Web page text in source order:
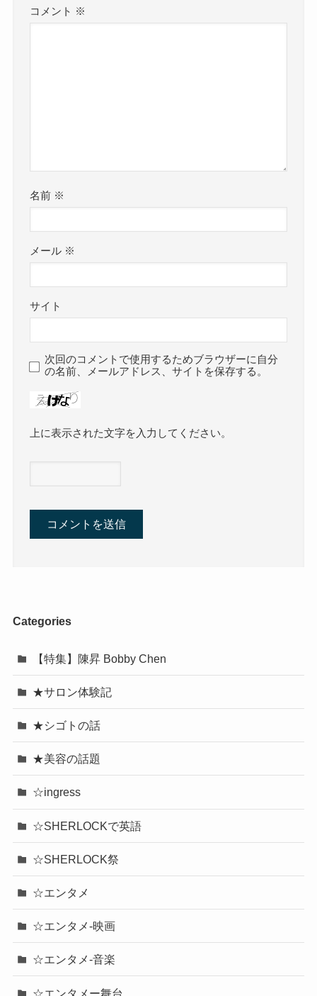
コメント ※
名前 ※
メール ※
サイト
次回のコメントで使用するためブラウザーに自分
の名前、メールアドレス、サイトを保存する。
上に表示された文字を入力してください。
Categories
【特集】陳昇 Bobby Chen
★サロン体験記
★シゴトの話
★美容の話題
☆ingress
☆SHERLOCKで英語
☆SHERLOCK祭
☆エンタメ
☆エンタメ-映画
☆エンタメ-音楽
☆エンタメー舞台